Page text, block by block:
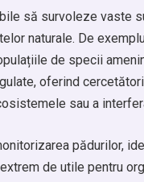
să survoleze vaste
naturale. De
de specii
oferind
sau a
pădurilor,
de utile pentru